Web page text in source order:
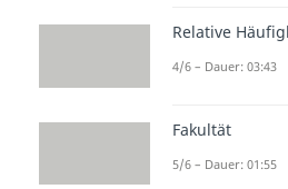
Ergebnis:
Aufgabe 2/
Schreibe die
binomische
Relative
4/6 – Dauer: 03:43
Fakultät
5/6 – Dauer: 01:55